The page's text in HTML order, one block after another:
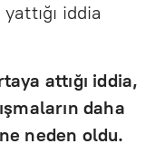
iddia
attığı iddia,
daha
neden oldu.